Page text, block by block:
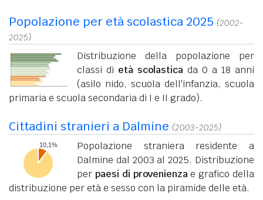
Popolazione per età scolastica 2025 (2002-
2025)
Distribuzione della popolazione per
classi di età scolastica da 0 a 18 anni
(asilo nido, scuola dell'infanzia, scuola
primaria e scuola secondaria di I e II grado).
Cittadini stranieri a Dalmine (2003-2025)
Popolazione straniera residente a
Dalmine dal 2003 al 2025. Distribuzione
per paesi di provenienzae grafico della
distribuzione per età e sesso con la piramide delle età.